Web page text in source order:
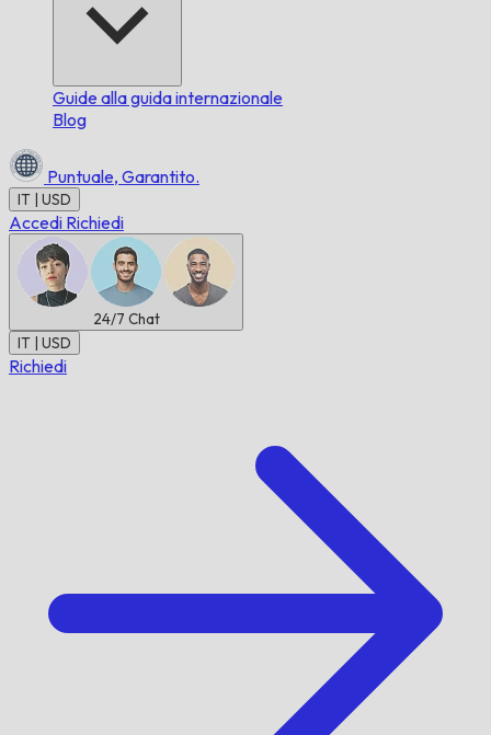
Guide alla guida internazionale
Blog
Puntuale, Garantito.
IT | USD
Accedi Richiedi
24/7 Chat
IT | USD
Richiedi